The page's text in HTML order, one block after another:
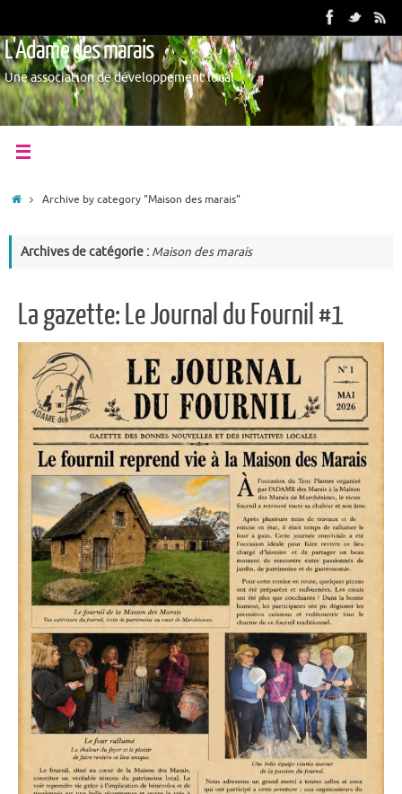
L'Adame des marais
Une association de développement local
Archive by category "Maison des marais"
Archives de catégorie : Maison des marais
La gazette: Le Journal du Fournil #1